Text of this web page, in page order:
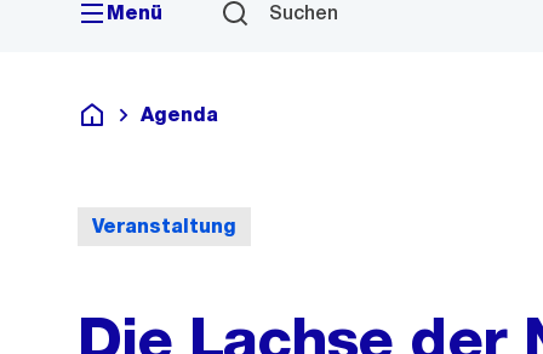
Menü Suchen
Deutsch
Agenda
Veranstaltung
Die Lachse der